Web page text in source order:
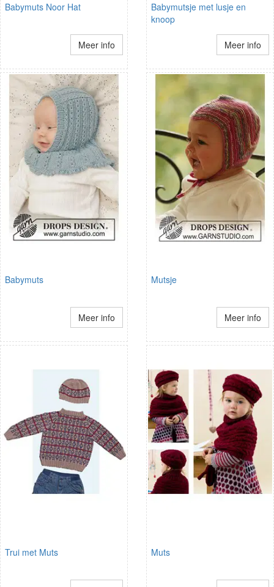
Babymuts Noor Hat
Meer info
Babymutsje met lusje en
knoop
Meer info
Babymuts
Meer info
Mutsje
Meer info
Trui met Muts Muts